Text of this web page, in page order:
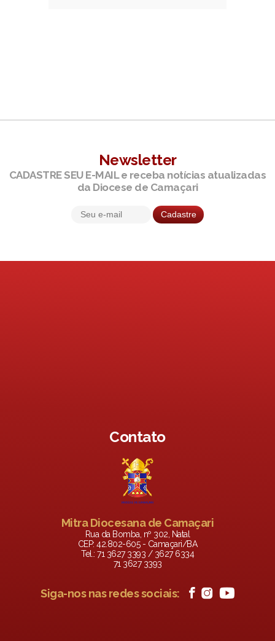
Newsletter
CADASTRE SEU E-MAIL e receba notícias atualizadas
da Diocese de Camaçari
Contato
Mitra Diocesana de Camaçari
Rua da Bomba, nº 302, Natal
CEP: 42.802-605 - Camaçari/BA
Tel.: 71 3627 3393 / 3627 6334
71 3627 3393
Siga-nos nas redes sociais: